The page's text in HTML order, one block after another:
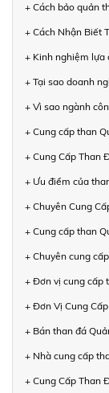
+ Cách bảo quản
+ Cách Nhận Biết
+ Kinh nghiệm lựa
+ Tại sao doanh
+ Vì sao ngành
+ Cung cấp than
+ Cung Cấp Than
+ Ưu điểm của
+ Chuyên Cung
+ Cung cấp than
+ Chuyên cung
+ Đơn vị cung cấp
+ Đơn Vị Cung
+ Bán than đá
+ Nhà cung cấp
+ Cung Cấp Than